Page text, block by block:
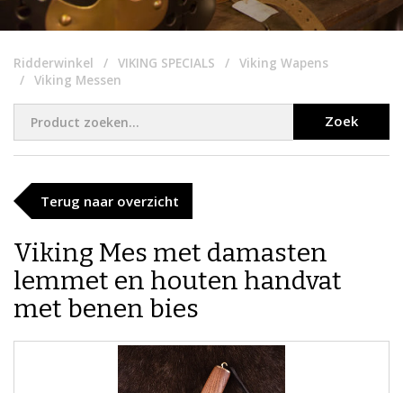
Ridderwinkel VIKING SPECIALS
Viking Wapens
Viking Messen
Zoek
Terug naar overzicht
Viking Mes met damasten
lemmet en houten handvat
met benen bies